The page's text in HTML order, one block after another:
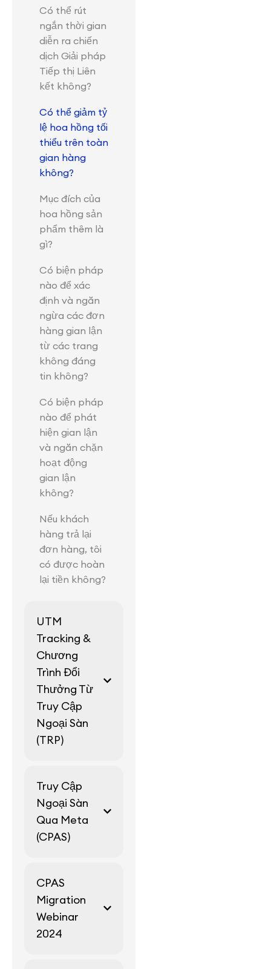
Có thể rút
ngắn thời gian
diễn ra chiến
dịch Giải pháp
Tiếp thị Liên
kết không?
Có thể giảm tỷ
lệ hoa hồng tối
thiểu trên toàn
gian hàng
không?
Mục đích của
hoa hồng sản
phẩm thêm là
gì?
Có biện pháp
nào để xác
định và ngăn
ngừa các đơn
hàng gian lận
từ các trang
không đáng
tin không?
Có biện pháp
nào để phát
hiện gian lận
và ngăn chặn
hoạt động
gian lận
không?
Nếu khách
hàng trả lại
đơn hàng, tôi
có được hoàn
lại tiền không?
UTM
Tracking &
Chương
Trình Đổi
Thưởng Từ
Truy Cập
Ngoại Sàn
(TRP)
Truy Cập
Ngoại Sàn
Qua Meta
(CPAS)
CPAS
Migration
Webinar
2024